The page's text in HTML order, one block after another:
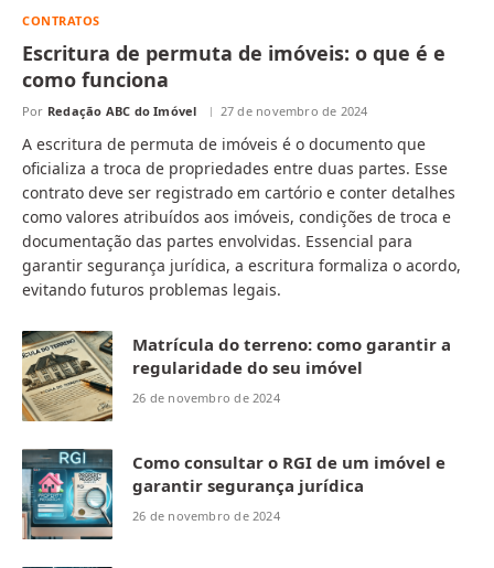
CONTRATOS
Escritura de permuta de imóveis: o que é e
como funciona
Por Redação ABC do Imóvel 27 de novembro de 2024
A escritura de permuta de imóveis é o documento que
oficializa a troca de propriedades entre duas partes. Esse
contrato deve ser registrado em cartório e conter detalhes
como valores atribuídos aos imóveis, condições de troca e
documentação das partes envolvidas. Essencial para
garantir segurança jurídica, a escritura formaliza o acordo,
evitando futuros problemas legais.
Matrícula do terreno: como garantir a
regularidade do seu imóvel
26 de novembro de 2024
Como consultar o RGI de um imóvel e
garantir segurança jurídica
26 de novembro de 2024